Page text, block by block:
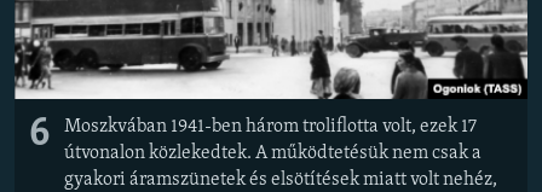
6
Moszkvában 1941-ben három troliflotta volt, ezek 17
útvonalon közlekedtek. A működtetésük nem csak a
gyakori áramszünetek és elsötítések miatt volt nehéz,